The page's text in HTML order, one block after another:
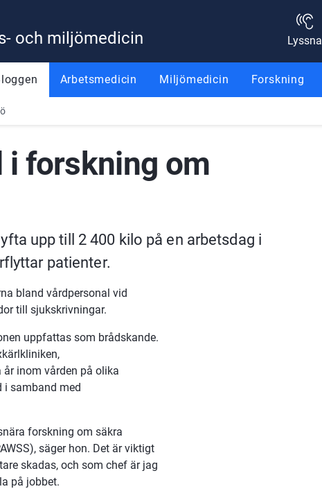
och miljömedicin Lyssna
Arbetsmedicin Miljömedicin Forskning
i forskning om
upp till 2 400 kilo på en arbetsdag i
patienter.
bland vårdpersonal vid
till sjukskrivningar.
uppfattas som brådskande.
inom vården på olika
i samband med
forskning om säkra
säger hon. Det är viktigt
skadas, och som chef är jag
på jobbet.